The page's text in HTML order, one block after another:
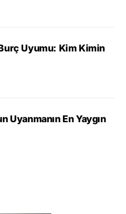
Uyumu: Kim Kimin
Uyanmanın En Yaygın